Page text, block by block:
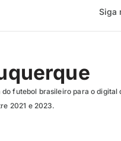
Siga
futebol brasileiro para o digital
2021 e 2023.